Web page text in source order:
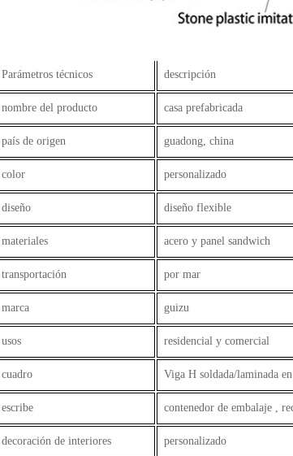
Parámetros técnicos descripción
nombre del producto casa prefabricada
país de origen guadong, china
color personalizado
diseño diseño flexible
materiales acero y panel sandwich
transportación por mar
marca guizu
usos residencial y comercial
cuadro Viga H soldada/laminada
escribe contenedor de embalaje ,
decoración de interiores personalizado